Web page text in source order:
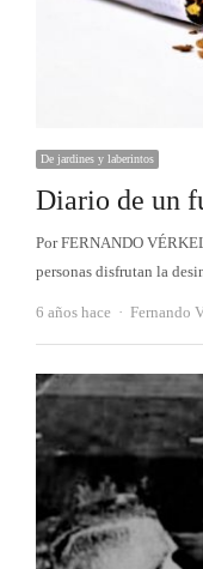
De jardines y laberintos
Diario de un
Por FERNANDO
personas disfrutan la
6 años hace Autor
Fernando